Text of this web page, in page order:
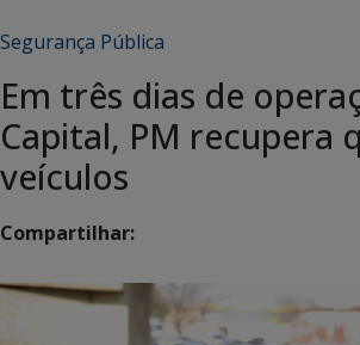
Segurança Pública
Em três dias de
Capital, PM recupera
veículos
Compartilhar: